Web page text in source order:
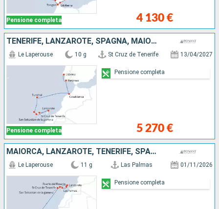
Pensione completa 4 130 €
TENERIFE, LANZAROTE, SPAGNA, MAIORCA, PORTOGALLO, MAROCCO
Pensione completa
Le Laperouse 10 g St Cruz de Tenerife 13/04/2027
5 270 €
Pensione completa
MAIORCA, LANZAROTE, TENERIFE, SPAGNA, CAPO VERDE, SENEGAL
Le Laperouse 11 g Las Palmas 01/11/2026
Pensione completa